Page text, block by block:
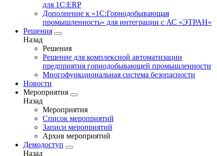
для 1С:ERP
Дополнение к «1С:Горнодобывающая
промышленность» для интеграции с АС «ЭТРАН»
Решения
Назад
Решения
Решение для комплексной автоматизации
предприятия горнодобывающей промышленности
Многофункциональная система безопасности
Новости
Мероприятия
Назад
Мероприятия
Список мероприятий
Записи мероприятий
Архив мероприятий
Демодоступ
Назад